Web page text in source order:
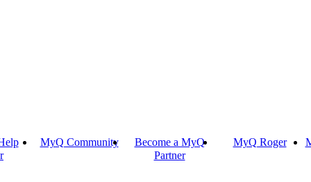
MyQ Community
Become a MyQ
Partner
MyQ Roger